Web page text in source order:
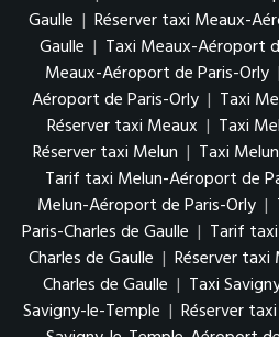
Gaulle | Réserver taxi Meaux-
Gaulle | Taxi Meaux-Aéroport
Meaux-Aéroport de Paris-Orly |
Aéroport de Paris-Orly | Taxi
Réserver taxi Meaux | Taxi
Réserver taxi Melun | Taxi
Tarif taxi Melun-Aéroport de
Melun-Aéroport de Paris-Orly |
Paris-Charles de Gaulle | Tarif
Charles de Gaulle | Réserver
Charles de Gaulle | Taxi
Savigny-le-Temple | Réserver